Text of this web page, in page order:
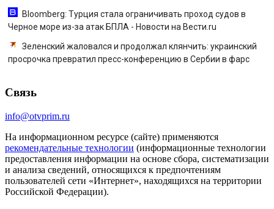
Bloomberg: Турция стала ограничивать проход судов в
Черное море из-за атак БПЛА - Новости на Вести.ru
Зеленский жаловался и продолжал клянчить: украинский
просрочка превратил пресс-конференцию в Сербии в фарс
Связь
info@otvprim.ru
На информационном ресурсе (сайте) применяются
рекомендательные технологии (информационные технологии
предоставления информации на основе сбора, систематизации
и анализа сведений, относящихся к предпочтениям
пользователей сети «Интернет», находящихся на территории
Российской Федерации).